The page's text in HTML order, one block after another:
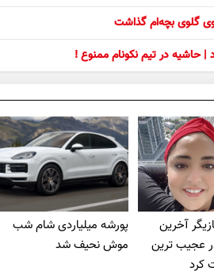
گلوی بچه‌ام گذاشت
| حاشیه در تیم نکونام ممنوع !
آخرین
عجیب ترین
کرد
پورشه میلیاردی شام شب
موش‌ نحیف شد